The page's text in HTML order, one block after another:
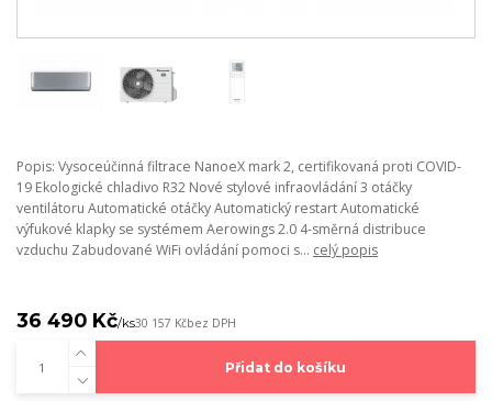
Popis: Vysoceúčinná filtrace NanoeX mark 2, certifikovaná proti COVID-
19 Ekologické chladivo R32 Nové stylové infraovládání 3 otáčky
ventilátoru Automatické otáčky Automatický restart Automatické
výfukové klapky se systémem Aerowings 2.0 4-směrná distribuce
vzduchu Zabudované WiFi ovládání pomoci s... celý popis
36 490 Kč/ks30 157 Kčbez DPH
Přidat do košíku